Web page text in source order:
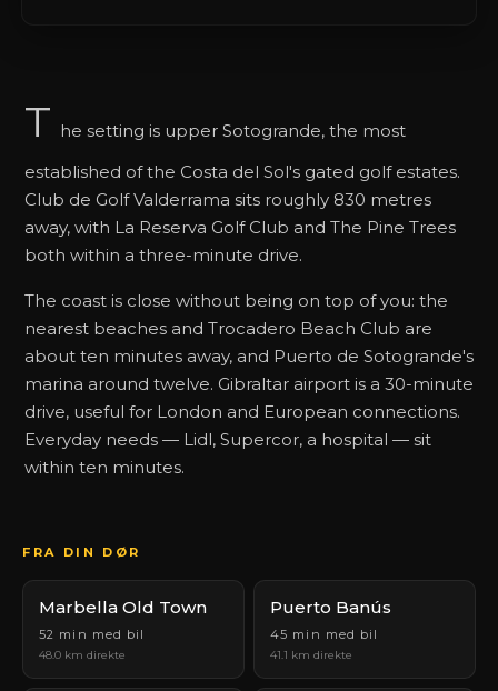
T he setting is upper Sotogrande, the most
established of the Costa del Sol's gated golf estates.
Club de Golf Valderrama sits roughly 830 metres
away, with La Reserva Golf Club and The Pine Trees
both within a three-minute drive.
The coast is close without being on top of you: the
nearest beaches and Trocadero Beach Club are
about ten minutes away, and Puerto de Sotogrande's
marina around twelve. Gibraltar airport is a 30-minute
drive, useful for London and European connections.
Everyday needs — Lidl, Supercor, a hospital — sit
within ten minutes.
FRA DIN DØR
Marbella Old Town
52 min med bil
48.0 km direkte
Puerto Banús
45 min med bil
41.1 km direkte